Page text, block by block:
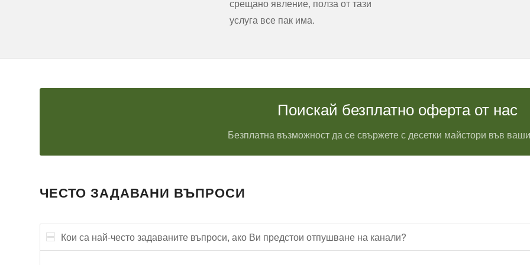
срещано явление, полза от тази
услуга все пак има.
Поискай безплатно оферта от нас
Безплатна възможност да се свържете с десетки майстори във
ЧЕСТО ЗАДАВАНИ ВЪПРОСИ
Кои са най-често задаваните въпроси, ако Ви предстои отпушване на канали?